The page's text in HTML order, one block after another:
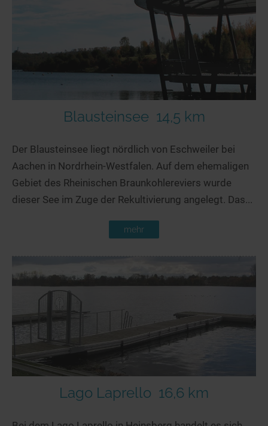
Blausteinsee 14,5 km
Der Blausteinsee liegt nördlich von Eschweiler bei
Aachen in Nordrhein-Westfalen. Auf dem ehemaligen
Gebiet des Rheinischen Braunkohlereviers wurde
dieser See im Zuge der Rekultivierung angelegt. Das...
mehr
Lago Laprello 16,6 km